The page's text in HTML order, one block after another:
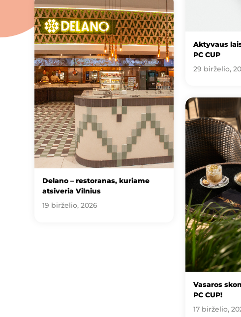
Aktyvaus
PC CUP
29 birželio,
Delano – restoranas, kuriame
atsiveria Vilnius
19 birželio, 2026
Vasaros
PC CUP!
17 birželio,